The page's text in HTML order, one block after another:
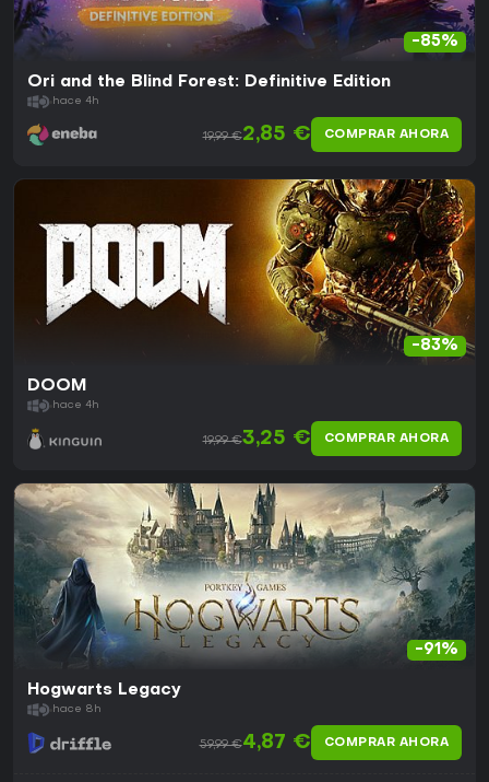
-85%
Ori and the Blind Forest: Definitive Edition
hace 4h
19,99 €2,85 € COMPRAR AHORA
-83%
DOOM
hace 4h
19,99 €3,25 € COMPRAR AHORA
-91%
Hogwarts Legacy
hace 8h
59,99 €4,87 € COMPRAR AHORA